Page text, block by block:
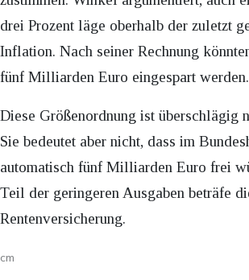
drei Prozent läge oberhalb der zuletzt
Inflation. Nach seiner Rechnung
fünf Milliarden Euro eingespart werden.
Diese Größenordnung ist überschlägig
Sie bedeutet aber nicht, dass im
automatisch fünf Milliarden Euro frei
Teil der geringeren Ausgaben beträfe
Rentenversicherung.
cm